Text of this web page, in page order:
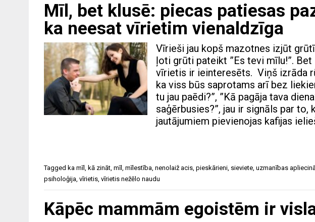
Mīl, bet klusē: piecas patiesas
ka neesat vīrietim vienaldzīga
Vīrieši jau kopš mazotnes izjūt
ļoti grūti pateikt ”Es tevi mīlu!”.
vīrietis ir ieinteresēts. Viņš izrāda
ka viss būs saprotams arī bez
tu jau paēdi?”, ”Kā pagāja tava
saģērbusies?”, jau ir signāls par to,
jautājumiem pievienojas kafijas
Tagged ka mīl, kā zināt, mīl, mīlestība, nenolaiž acis, pieskārieni, sieviete, uzmanības
psiholoģija, vīrietis, vīrietis nežēlo naudu
Kāpēc mammām egoistēm ir